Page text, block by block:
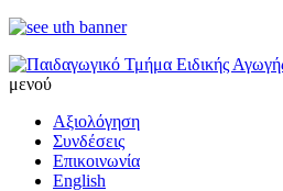
μενού
Αξιολόγηση
Συνδέσεις
Επικοινωνία
English